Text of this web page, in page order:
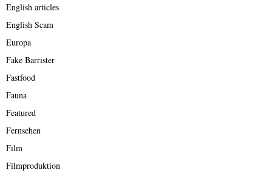
English articles
English Scam
Europa
Fake Barrister
Fastfood
Fauna
Featured
Fernsehen
Film
Filmproduktion